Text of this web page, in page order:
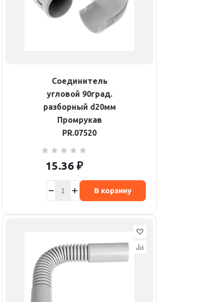
Соединитель
угловой 90град.
разборный d20мм
Промрукав
PR.07520
15.36 ₽
В корзину